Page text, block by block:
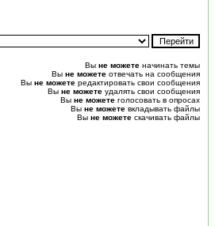
Вы не можете начинать темы
Вы не можете отвечать на сообщения
Вы не можете редактировать свои сообщения
Вы не можете удалять свои сообщения
Вы не можете голосовать в опросах
Вы не можете вкладывать файлы
Вы не можете скачивать файлы